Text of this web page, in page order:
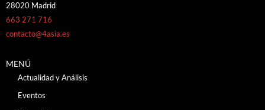
28020 Madrid
663 271 716
contacto@4asia.es
MENÚ
Actualidad y Análisis
Eventos